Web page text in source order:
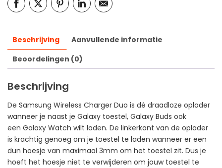
Beschrijving
Aanvullende informatie
Beoordelingen (0)
Beschrijving
De Samsung Wireless Charger Duo is dé draadloze oplader
wanneer je naast je Galaxy toestel, Galaxy Buds ook
een Galaxy Watch wilt laden. De linkerkant van de oplader
is krachtig genoeg om je toestel te laden wanneer er een
dun hoesje van maximaal 3mm om het toestel zit. Dus je
hoeft het hoesje niet te verwijderen om jouw toestel te